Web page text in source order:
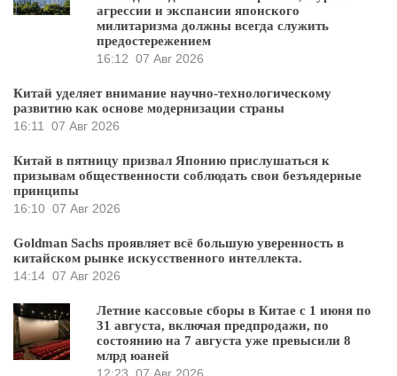
агрессии и экспансии японского
милитаризма должны всегда служить
предостережением
16:12 07 Авг 2026
Китай уделяет внимание научно-технологическому
развитию как основе модернизации страны
16:11 07 Авг 2026
Китай в пятницу призвал Японию прислушаться к
призывам общественности соблюдать свои безъядерные
принципы
16:10 07 Авг 2026
Goldman Sachs проявляет всё большую уверенность в
китайском рынке искусственного интеллекта.
14:14 07 Авг 2026
Летние кассовые сборы в Китае с 1 июня по
31 августа, включая предпродажи, по
состоянию на 7 августа уже превысили 8
млрд юаней